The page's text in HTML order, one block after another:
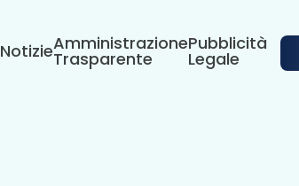
NotizieAmministrazione
Trasparente
Pubblicità
Legale